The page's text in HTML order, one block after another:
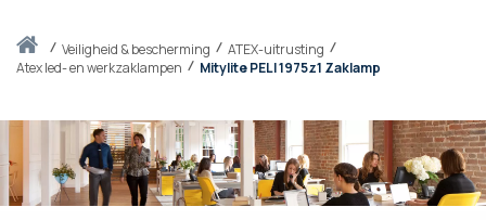
Thuisveiligheid & bescherming
ATEX-uitrusting
Atex led- en werkzaklampen
Mitylite PELI 1975z1 Zaklamp